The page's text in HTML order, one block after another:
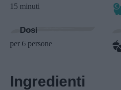
15 minuti
Dosi
per 6 persone
Ingredienti